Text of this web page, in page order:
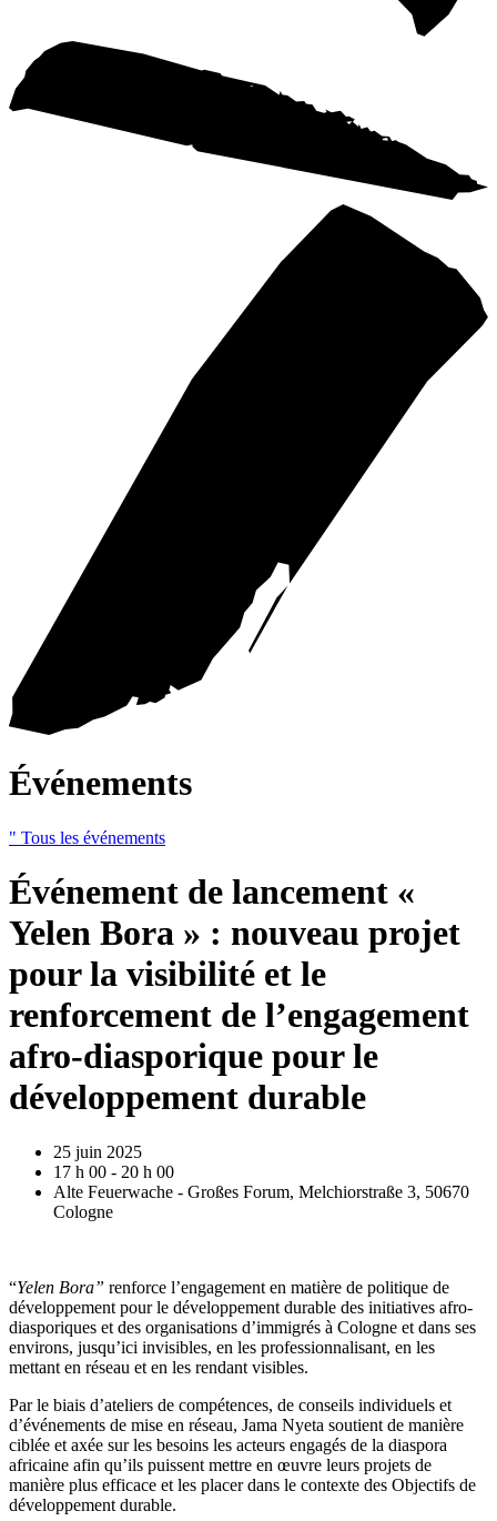
Événements
" Tous les événements
Événement de lancement «
Yelen Bora » : nouveau projet
pour la visibilité et le
renforcement de l’engagement
afro-diasporique pour le
développement durable
25 juin 2025
17 h 00 - 20 h 00
Alte Feuerwache - Großes Forum, Melchiorstraße 3, 50670
Cologne
“Yelen Bora” renforce l’engagement en matière de politique de
développement pour le développement durable des initiatives afro-
diasporiques et des organisations d’immigrés à Cologne et dans ses
environs, jusqu’ici invisibles, en les professionnalisant, en les
mettant en réseau et en les rendant visibles.
Par le biais d’ateliers de compétences, de conseils individuels et
d’événements de mise en réseau, Jama Nyeta soutient de manière
ciblée et axée sur les besoins les acteurs engagés de la diaspora
africaine afin qu’ils puissent mettre en œuvre leurs projets de
manière plus efficace et les placer dans le contexte des Objectifs de
développement durable.